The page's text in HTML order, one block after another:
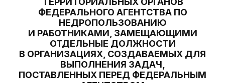
ФЕДЕРАЛЬНОГО АГЕНТСТВА ПО
НЕДРОПОЛЬЗОВАНИЮ
И РАБОТНИКАМИ, ЗАМЕЩАЮЩИМИ
ОТДЕЛЬНЫЕ ДОЛЖНОСТИ
В ОРГАНИЗАЦИЯХ, СОЗДАВАЕМЫХ ДЛЯ
ВЫПОЛНЕНИЯ ЗАДАЧ,
ПОСТАВЛЕННЫХ ПЕРЕД ФЕДЕРАЛЬНЫМ